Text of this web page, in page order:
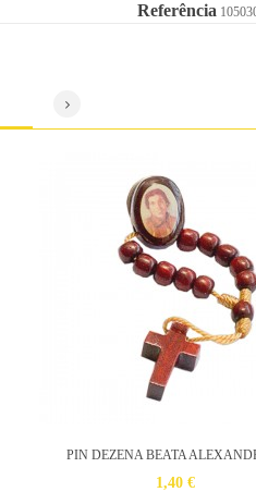
Referência
PIN DEZENA BEATA
1,40 €